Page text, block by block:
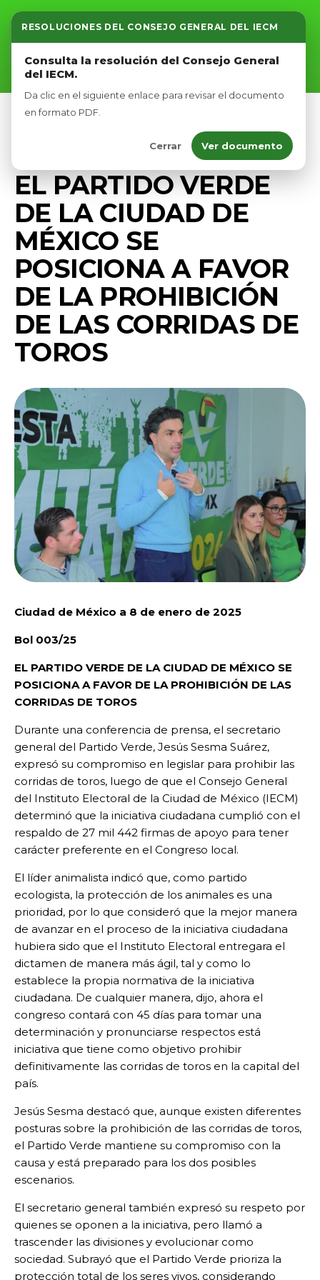
RESOLUCIONES DEL CONSEJO GENERAL DEL IECM
Consulta la resolución del Consejo General
del IECM.
Da clic en el siguiente enlace para revisar el documento
en formato PDF.
Cerrar Ver documento
Inicio
Nosotros
Afíliate
COMUNICADOS
DIPUTADOS VERDES CDMX
PRENSA
EL PARTIDO VERDE
DE LA CIUDAD DE
MÉXICO SE
POSICIONA A FAVOR
DE LA PROHIBICIÓN
DE LAS CORRIDAS DE
TOROS
Ciudad de México a 8 de enero de 2025
Bol 003/25
EL PARTIDO VERDE DE LA CIUDAD DE MÉXICO SE
POSICIONA A FAVOR DE LA PROHIBICIÓN DE LAS
CORRIDAS DE TOROS
Durante una conferencia de prensa, el secretario
general del Partido Verde, Jesús Sesma Suárez,
expresó su compromiso en legislar para prohibir las
corridas de toros, luego de que el Consejo General
del Instituto Electoral de la Ciudad de México (IECM)
determinó que la iniciativa ciudadana cumplió con el
respaldo de 27 mil 442 firmas de apoyo para tener
carácter preferente en el Congreso local.
El líder animalista indicó que, como partido
ecologista, la protección de los animales es una
prioridad, por lo que consideró que la mejor manera
de avanzar en el proceso de la iniciativa ciudadana
hubiera sido que el Instituto Electoral entregara el
dictamen de manera más ágil, tal y como lo
establece la propia normativa de la iniciativa
ciudadana. De cualquier manera, dijo, ahora el
congreso contará con 45 días para tomar una
determinación y pronunciarse respectos está
iniciativa que tiene como objetivo prohibir
definitivamente las corridas de toros en la capital del
país.
Jesús Sesma destacó que, aunque existen diferentes
posturas sobre la prohibición de las corridas de toros,
el Partido Verde mantiene su compromiso con la
causa y está preparado para los dos posibles
escenarios.
El secretario general también expresó su respeto por
quienes se oponen a la iniciativa, pero llamó a
trascender las divisiones y evolucionar como
sociedad. Subrayó que el Partido Verde prioriza la
protección total de los seres vivos, considerando